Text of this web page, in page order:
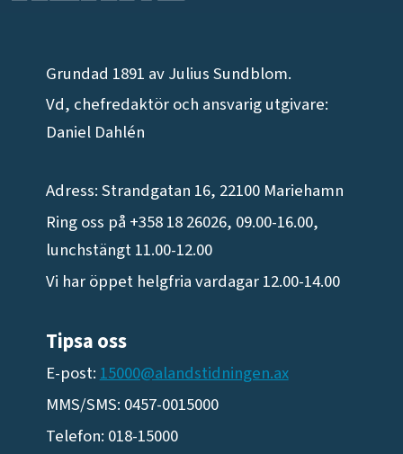
Grundad 1891 av Julius Sundblom.
Vd, chefredaktör och ansvarig utgivare:
Daniel Dahlén
Adress: Strandgatan 16, 22100 Mariehamn
Ring oss på +358 18 26026, 09.00-16.00,
lunchstängt 11.00-12.00
Vi har öppet helgfria vardagar 12.00-14.00
Tipsa oss
E-post: 15000@alandstidningen.ax
MMS/SMS: 0457-0015000
Telefon: 018-15000